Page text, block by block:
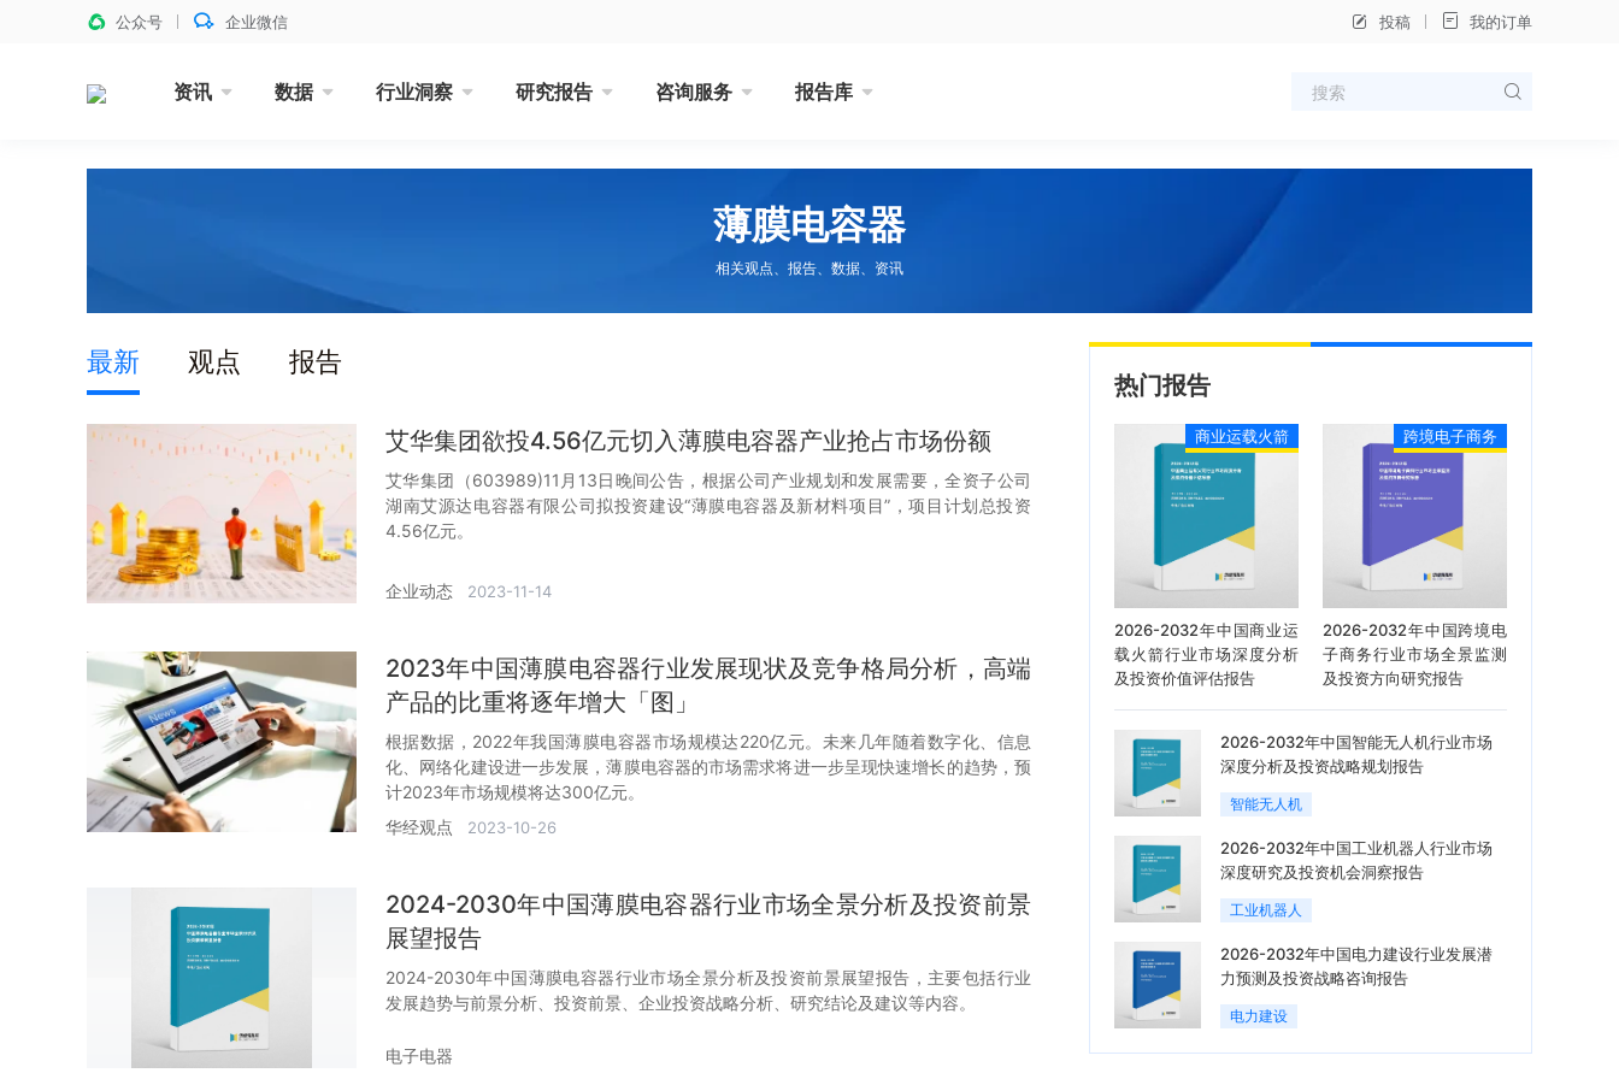
公众号 企业微信 投稿 我的订单
资讯 数据 行业洞察 研究报告 咨询服务 报告库
薄膜电容器
相关观点、报告、数据、资讯
最新 观点 报告
艾华集团欲投4.56亿元切入薄膜电容器产业抢占市场份额
艾华集团（603989)11月13日晚间公告，根据公司产业规划和发展需要，全资子公司
湖南艾源达电容器有限公司拟投资建设“薄膜电容器及新材料项目”，项目计划总投资
4.56亿元。
企业动态 2023-11-14
2023年中国薄膜电容器行业发展现状及竞争格局分析，高端
产品的比重将逐年增大「图」
根据数据，2022年我国薄膜电容器市场规模达220亿元。未来几年随着数字化、信息
化、网络化建设进一步发展，薄膜电容器的市场需求将进一步呈现快速增长的趋势，预
计2023年市场规模将达300亿元。
华经观点
2023-10-26
2024-2030年中国薄膜电容器行业市场全景分析及投资前景
展望报告
2024-2030年中国薄膜电容器行业市场全景分析及投资前景展望报告，主要包括行业
发展趋势与前景分析、投资前景、企业投资战略分析、研究结论及建议等内容。
电子电器
热门报告
商业运载火箭
2026-2032年中国商业运
载火箭行业市场深度分析
及投资价值评估报告
跨境电子商务
2026-2032年中国跨境电
子商务行业市场全景监测
及投资方向研究报告
2026-2032年中国智能无人机行业市场
深度分析及投资战略规划报告
智能无人机
2026-2032年中国工业机器人行业市场
深度研究及投资机会洞察报告
工业机器人
2026-2032年中国电力建设行业发展潜
力预测及投资战略咨询报告
电力建设